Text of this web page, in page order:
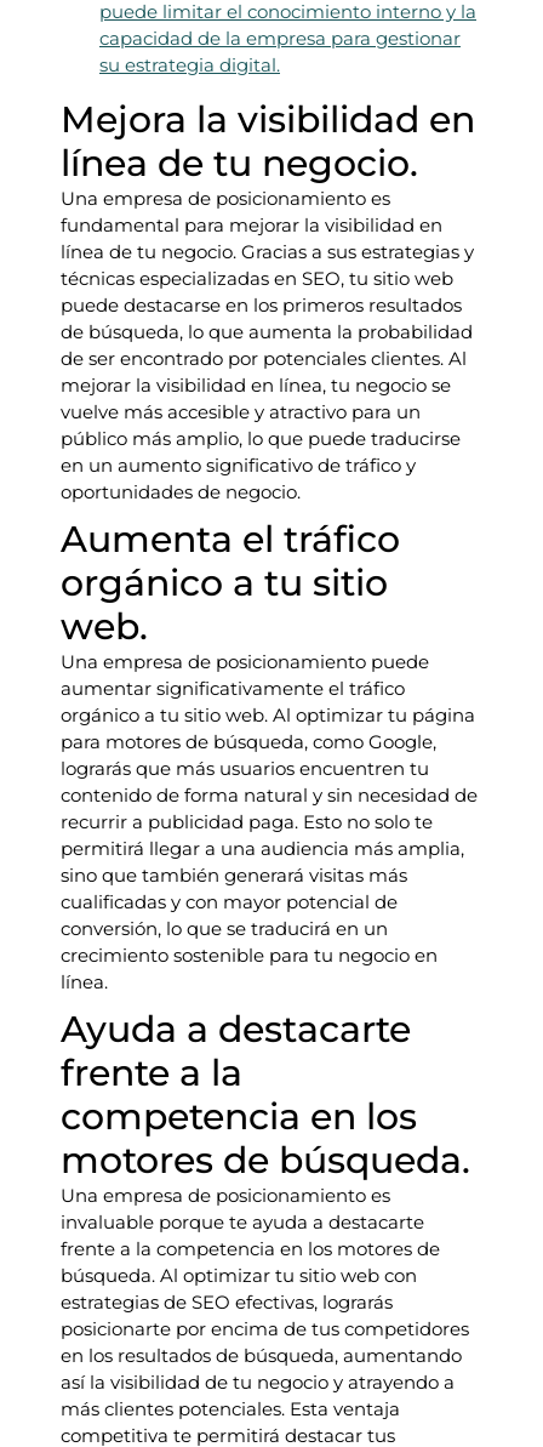
puede limitar el conocimiento interno y la
capacidad de la empresa para gestionar
su estrategia digital.
Mejora la visibilidad en
línea de tu negocio.
Una empresa de posicionamiento es
fundamental para mejorar la visibilidad en
línea de tu negocio. Gracias a sus estrategias y
técnicas especializadas en SEO, tu sitio web
puede destacarse en los primeros resultados
de búsqueda, lo que aumenta la probabilidad
de ser encontrado por potenciales clientes. Al
mejorar la visibilidad en línea, tu negocio se
vuelve más accesible y atractivo para un
público más amplio, lo que puede traducirse
en un aumento significativo de tráfico y
oportunidades de negocio.
Aumenta el tráfico
orgánico a tu sitio
web.
Una empresa de posicionamiento puede
aumentar significativamente el tráfico
orgánico a tu sitio web. Al optimizar tu página
para motores de búsqueda, como Google,
lograrás que más usuarios encuentren tu
contenido de forma natural y sin necesidad de
recurrir a publicidad paga. Esto no solo te
permitirá llegar a una audiencia más amplia,
sino que también generará visitas más
cualificadas y con mayor potencial de
conversión, lo que se traducirá en un
crecimiento sostenible para tu negocio en
línea.
Ayuda a destacarte
frente a la
competencia en los
motores de búsqueda.
Una empresa de posicionamiento es
invaluable porque te ayuda a destacarte
frente a la competencia en los motores de
búsqueda. Al optimizar tu sitio web con
estrategias de SEO efectivas, lograrás
posicionarte por encima de tus competidores
en los resultados de búsqueda, aumentando
así la visibilidad de tu negocio y atrayendo a
más clientes potenciales. Esta ventaja
competitiva te permitirá destacar tus